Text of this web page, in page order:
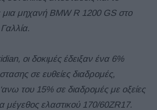
μια μηχανή BMW R 1200 GS στο
οι δοκιμές έδειξαν ένα 6%
σε ευθείες διαδρομές,
του 15% σε διαδρομές με οξείες
μέγεθος ελαστικού 170/60ZR17.